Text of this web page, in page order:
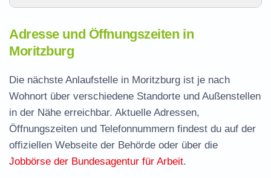
Leistungen der Arbeitsvermittlung in
Moritzburg
Termin vereinbaren und Bürgergeld beantragen
Jobcenter Meißen – zuständige Stelle
Häufige Fragen rund ums Jobcenter
Adresse und Öffnungszeiten in
Moritzburg
Die nächste Anlaufstelle in Moritzburg ist je nach
Wohnort über verschiedene Standorte und Außenstellen
in der Nähe erreichbar. Aktuelle Adressen,
Öffnungszeiten und Telefonnummern findest du auf der
offiziellen Webseite der Behörde oder über die
Jobbörse der Bundesagentur für Arbeit.